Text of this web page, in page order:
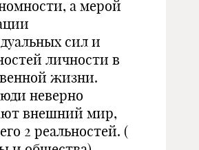
а мерой
сил и
личности в
жизни.
неверно
внешний мир,
2 реальностей. (